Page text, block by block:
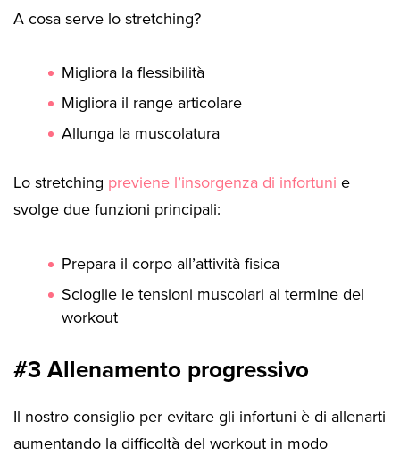
A cosa serve lo stretching?
Migliora la flessibilità
Migliora il range articolare
Allunga la muscolatura
Lo stretching previene l’insorgenza di infortuni e
svolge due funzioni principali:
Prepara il corpo all’attività fisica
Scioglie le tensioni muscolari al termine del
workout
#3 Allenamento progressivo
Il nostro consiglio per evitare gli infortuni è di allenarti
aumentando la difficoltà del workout in modo